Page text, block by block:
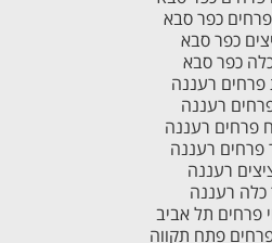
פרחים כפר סבא
כפר סבא
כפר סבא
פרחים רעננה
רעננה
פרחים רעננה
פרחים רעננה
רעננה
כלה רעננה
פרחים תל אביב
פתח תקווה